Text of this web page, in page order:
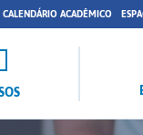
CALENDÁRIO ACADÊMICO